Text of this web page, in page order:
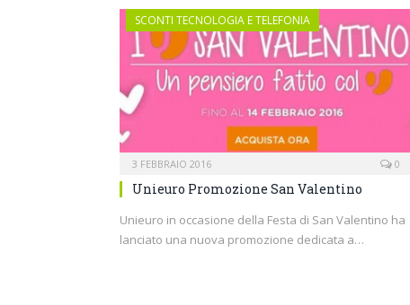
SCONTI TECNOLOGIA E TELEFONIA
3 FEBBRAIO 2016 0
Unieuro Promozione San Valentino
Unieuro in occasione della Festa di San Valentino ha
lanciato una nuova promozione dedicata a…